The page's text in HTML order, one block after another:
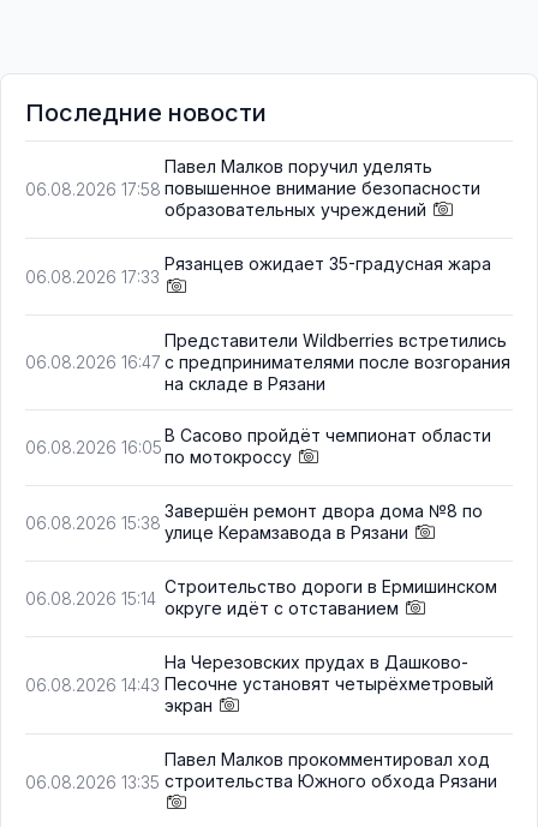
Последние новости
06.08.2026 17:58
Павел Малков поручил уделять
повышенное внимание безопасности
образовательных учреждений
06.08.2026 17:33
Рязанцев ожидает 35-градусная жара
06.08.2026 16:47
Представители Wildberries встретились
с предпринимателями после возгорания
на складе в Рязани
06.08.2026 16:05
В Сасово пройдёт чемпионат области
по мотокроссу
06.08.2026 15:38
Завершён ремонт двора дома №8 по
улице Керамзавода в Рязани
06.08.2026 15:14
Строительство дороги в Ермишинском
округе идёт с отставанием
06.08.2026 14:43
На Черезовских прудах в Дашково-
Песочне установят четырёхметровый
экран
06.08.2026 13:35
Павел Малков прокомментировал ход
строительства Южного обхода Рязани